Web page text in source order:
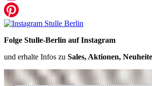
Folge Stulle-Berlin auf Instagram
und erhalte Infos zu Sales, Aktionen,